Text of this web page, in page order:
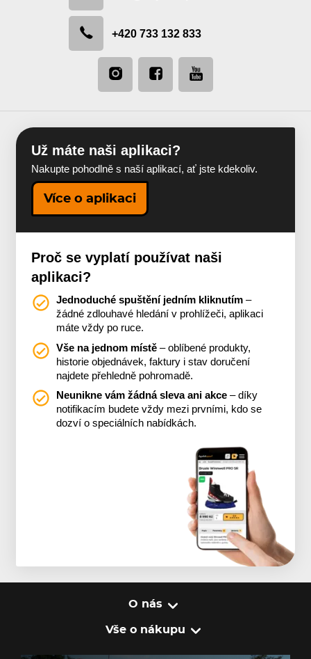
+420 733 132 833
Už máte naši aplikaci?
Nakupte pohodlně s naší aplikací, ať jste kdekoliv.
Více o aplikaci
Proč se vyplatí používat naši
aplikaci?
Jednoduché spuštění jedním kliknutím –
žádné zdlouhavé hledání v prohlížeči, aplikaci
máte vždy po ruce.
Vše na jednom místě – oblíbené produkty,
historie objednávek, faktury i stav doručení
najdete přehledně pohromadě.
Neunikne vám žádná sleva ani akce – díky
notifikacím budete vždy mezi prvními, kdo se
dozví o speciálních nabídkách.
O nás
Vše o nákupu